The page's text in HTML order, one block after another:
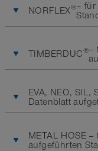
NORFLEX®– für
TIMBERDUC®–
EVA, NEO, SIL,
Datenblatt
METAL HOSE
aufgeführten